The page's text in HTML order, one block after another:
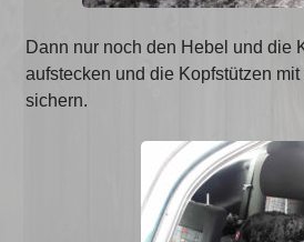
Dann nur noch den Hebel und die
aufstecken und die Kopfstützen
sichern.